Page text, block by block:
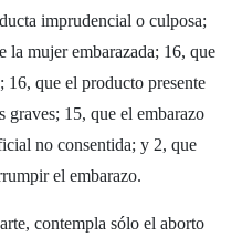
imprudencial o culposa;
la mujer embarazada; 16, que
16, que el producto presente
graves; 15, que el embarazo
no consentida; y 2, que
el embarazo.
contempla sólo el aborto